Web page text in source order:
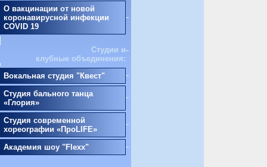
О вакцинации от новой
коронавирусной инфекции
COVID 19
Студии и
клубные объединения:
Вокальная студия "Квест"
Студия бального танца
«Глория»
Студия современной
хореографии «ПроLIFE»
Академия шоу "Flexx"